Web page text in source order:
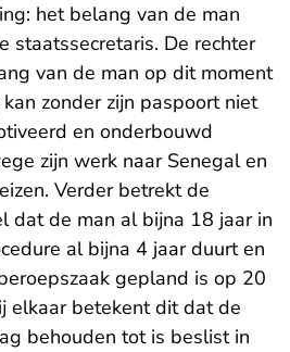
het belang van de man
staatssecretaris. De rechter
van de man op dit moment
zonder zijn paspoort niet
en onderbouwd
zijn werk naar Senegal en
Verder betrekt de
dat de man al bijna 18 jaar in
al bijna 4 jaar duurt en
gepland is op 20
elkaar betekent dit dat de
behouden tot is beslist in